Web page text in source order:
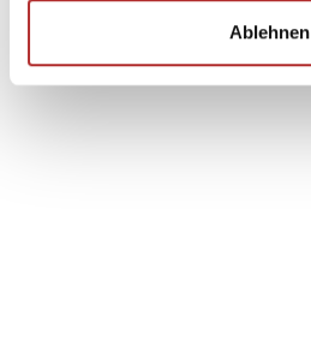
Ablehnen